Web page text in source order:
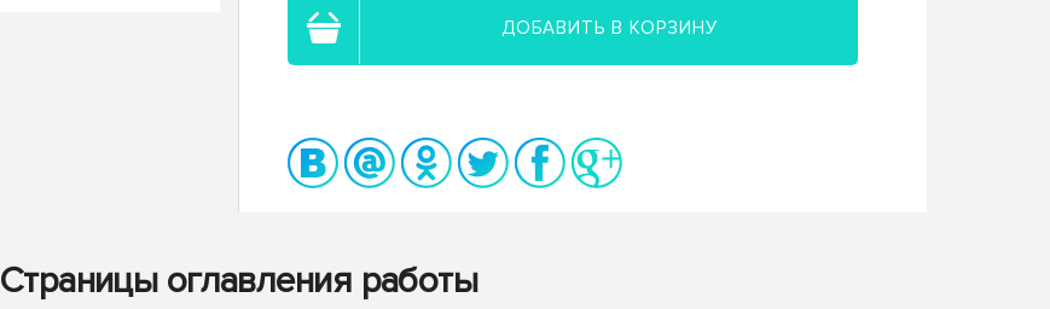
ДОБАВИТЬ В КОРЗИНУ
Страницы оглавления работы